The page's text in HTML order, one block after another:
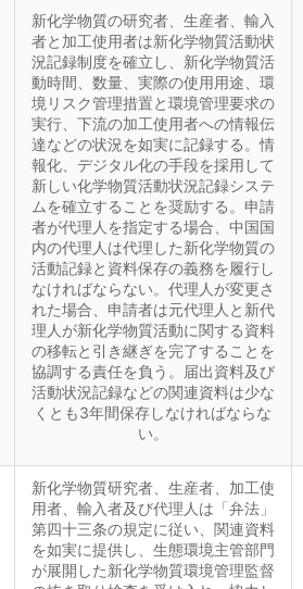
新化学物質の研究者、生産者、輸入
者と加工使用者は新化学物質活動状
況記録制度を確立し、新化学物質活
動時間、数量、実際の使用用途、環
境リスク管理措置と環境管理要求の
実行、下流の加工使用者への情報伝
達などの状況を如実に記録する。情
報化、デジタル化の手段を採用して
新しい化学物質活動状況記録システ
ムを確立することを奨励する。申請
者が代理人を指定する場合、中国国
内の代理人は代理した新化学物質の
活動記録と資料保存の義務を履行し
なければならない。代理人が変更さ
れた場合、申請者は元代理人と新代
理人が新化学物質活動に関する資料
の移転と引き継ぎを完了することを
協調する責任を負う。届出資料及び
活動状況記録などの関連資料は少な
くとも3年間保存しなければならな
い。
新化学物質研究者、生産者、加工使
用者、輸入者及び代理人は「弁法」
第四十三条の規定に従い、関連資料
を如実に提供し、生態環境主管部門
が展開した新化学物質環境管理監督